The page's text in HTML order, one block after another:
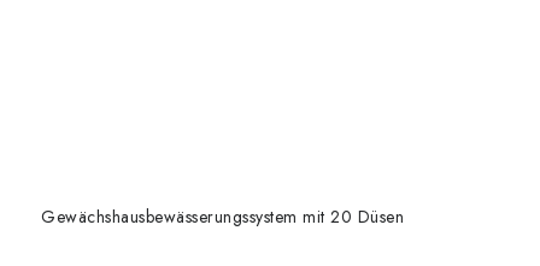
Gewächshausbewässerungssystem mit 20 Düsen